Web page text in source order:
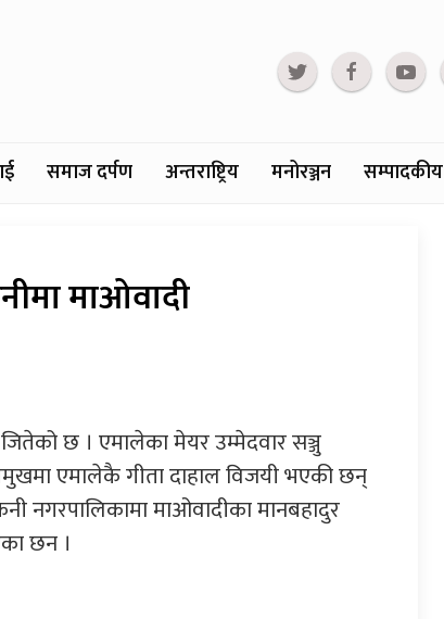
समाज दर्पण अन्तराष्ट्रिय मनोरञ्जन सम्पादकीय
माओवादी
छ । एमालेका मेयर उम्मेदवार सञ्जु
एमालेकै गीता दाहाल विजयी भएकी छन्
नगरपालिकामा माओवादीका मानबहादुर
छन ।